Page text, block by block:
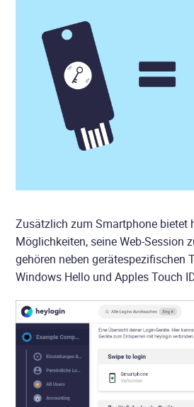
Zusätzlich zum Smartphone bietet
Möglichkeiten, seine Web-Session
gehören neben gerätespezifischen
Windows Hello und Apples Touch